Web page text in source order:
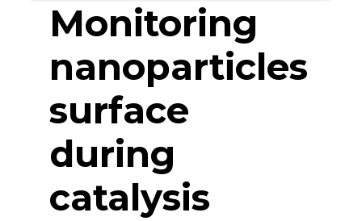
Monitoring
nanoparticles
surface
during
catalysis